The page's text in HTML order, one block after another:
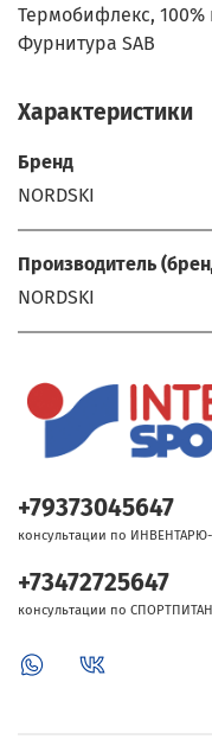
Термобифлекс, 100%
Фурнитура SAB
Характеристики
Бренд
NORDSKI
Производитель
NORDSKI
+79373045647
консультации по
+73472725647
консультации по